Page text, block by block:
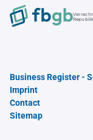
Business Register -
Imprint
Contact
Sitemap